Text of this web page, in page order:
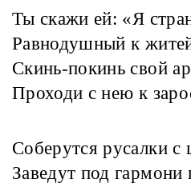
Ты скажи ей: «Я
Равнодушный к
Скинь-покинь свой
Проходи с нею к
Соберутся русалки с
Заведут под гармони